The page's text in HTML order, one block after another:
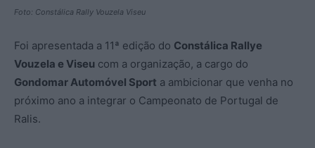
Foto: Constálica Rally Vouzela Viseu
Foi apresentada a 11ª edição do Constálica Rallye
Vouzela e Viseu com a organização, a cargo do
Gondomar Automóvel Sport a ambicionar que venha no
próximo ano a integrar o Campeonato de Portugal de
Ralis.